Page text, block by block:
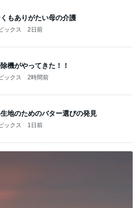
もありがたい母の介護
ックス 2日前
機がやってきた！！
ックス 2時間前
地のためのバター選びの発見
ックス 1日前